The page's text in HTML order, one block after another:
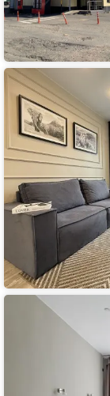
Апартаменты
Премиум
Богданке
Все
в
Гостиница